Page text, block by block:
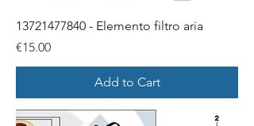
13721477840 - Elemento filtro aria
Price
€15.00
Add to Cart